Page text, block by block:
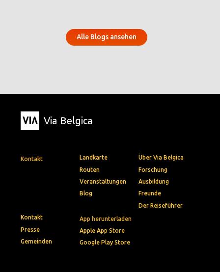
Alle Blogs ansehen
Via Belgica
Kontakt
App herunterladen
Apple App Store
Google Play Store
Landkarte
Routen
Veranstaltungen
Blog
Über Via Belgica
Forschung
Ausbildung
Freunde
Der Reiseführer
Kontakt
Presse
Gemeinden